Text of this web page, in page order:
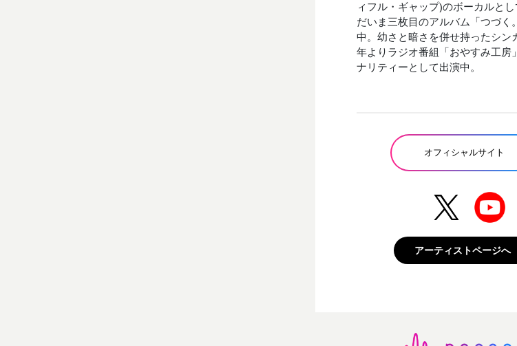
ィフル・ギャップ)のボーカルと
だいま三枚目のアルバム「つづく
中。幼さと暗さを併せ持ったシン
年よりラジオ番組「おやすみ工房
ナリティーとして出演中。
オフィシャルサイト
アーティストページへ